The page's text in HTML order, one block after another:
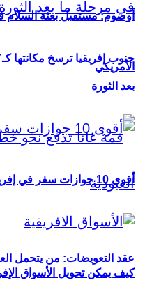
أوصوم: مستقبل بعثة السلام
الأمريكي
عقد التعويضات: من يتحمل
جنوب إفريقيا ترسخ مكانتها
بعد الثورة
أقوى 10 جوازات سفر في إفريقيا لعام 2026
كيف يمكن تحويل الأسواق